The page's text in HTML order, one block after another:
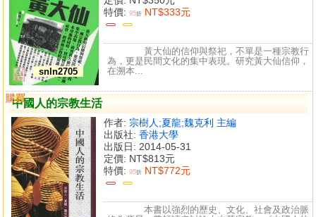
snln2705
特價: 95折 NT$333元
黃大仙的信仰與祭祀，不單是一種宗教行
為，更是民間文化的集中表現。研究黃大仙信仰，
在溯本...
中國人的宗教生活
作者: 宗樹人;夏龍;魏克利 主編
出版社: 香港大學
出版日: 2014-05-31
定價: NT$813元
特價: 95折 NT$772元
購買
比較
本書以強烈的歷史、文化、社會及政治脈